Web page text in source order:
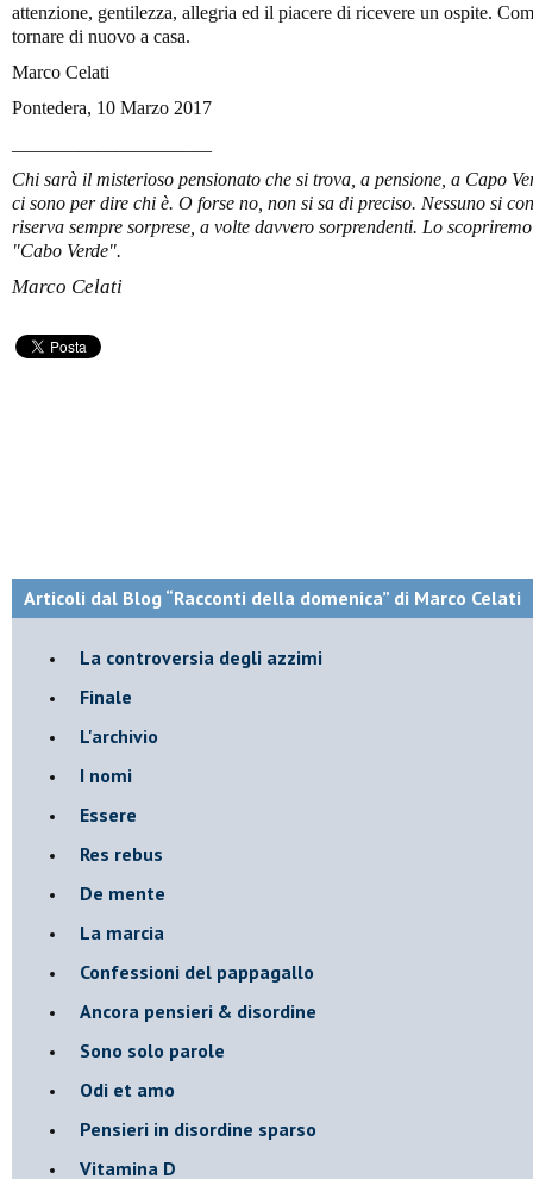
attenzione, gentilezza, allegria ed il piacere di ricevere un ospite.
tornare di nuovo a casa.
Marco Celati
Pontedera, 10 Marzo 2017
Chi sarà il misterioso pensionato che si trova, a pensione, a Capo
ci sono per dire chi è. O forse no, non si sa di preciso. Nessuno si
riserva sempre sorprese, a volte davvero sorprendenti. Lo
"Cabo Verde".
Marco Celati
Articoli dal Blog “Racconti della domenica” di Marco Celati
La controversia degli azzimi
Finale
L'archivio
I nomi
Essere
Res rebus
De mente
La marcia
Confessioni del pappagallo
Ancora pensieri & disordine
Sono solo parole
Odi et amo
Pensieri in disordine sparso
Vitamina D